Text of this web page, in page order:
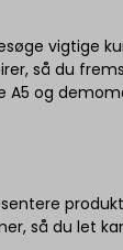
vigtige
så du
og
så du let